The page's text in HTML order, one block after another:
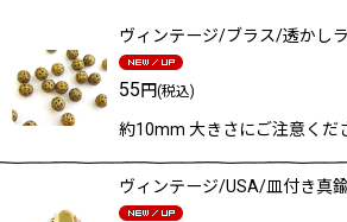
並び順:
ヴィンテージ/ブラス/透かし
55円(税込)
約10mm 大きさにご注意くだ
ヴィンテージ/USA/皿付き真